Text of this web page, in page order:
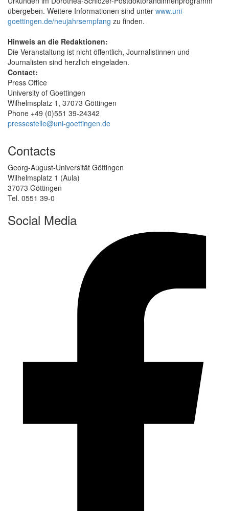
übergeben. Weitere Informationen sind unter www.uni-
goettingen.de/neujahrsempfang zu finden.
Hinweis an die Redaktionen:
Die Veranstaltung ist nicht öffentlich, Journalistinnen und
Journalisten sind herzlich eingeladen.
Contact:
Press Office
University of Goettingen
Wilhelmsplatz 1, 37073 Göttingen
Phone +49 (0)551 39-24342
pressestelle@uni-goettingen.de
Contacts
Georg-August-Universität Göttingen
Wilhelmsplatz 1 (Aula)
37073 Göttingen
Tel. 0551 39-0
Social Media